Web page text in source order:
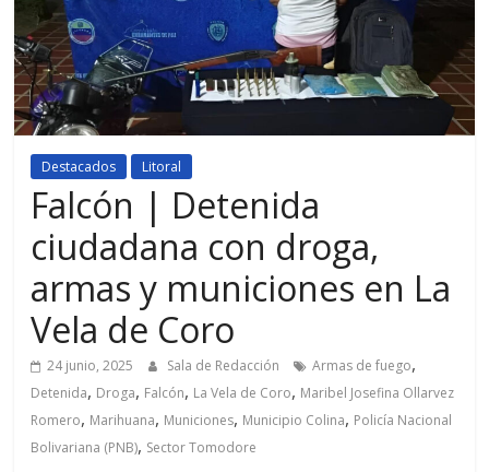
Destacados Litoral
Falcón | Detenida
ciudadana con droga,
armas y municiones en La
Vela de Coro
24 junio, 2025 Sala de Redacción Armas de fuego,
Detenida, Droga, Falcón, La Vela de Coro, Maribel Josefina Ollarvez
Romero, Marihuana, Municiones, Municipio Colina, Policía Nacional
Bolivariana (PNB), Sector Tomodore